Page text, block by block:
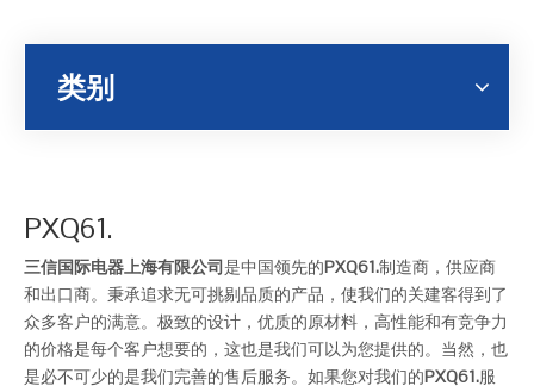
类别
PXQ61.
三信国际电器上海有限公司是中国领先的PXQ61.制造商，供应商
和出口商。秉承追求无可挑剔品质的产品，使我们的关建客得到了
众多客户的满意。极致的设计，优质的原材料，高性能和有竞争力
的价格是每个客户想要的，这也是我们可以为您提供的。当然，也
是必不可少的是我们完善的售后服务。如果您对我们的PXQ61.服